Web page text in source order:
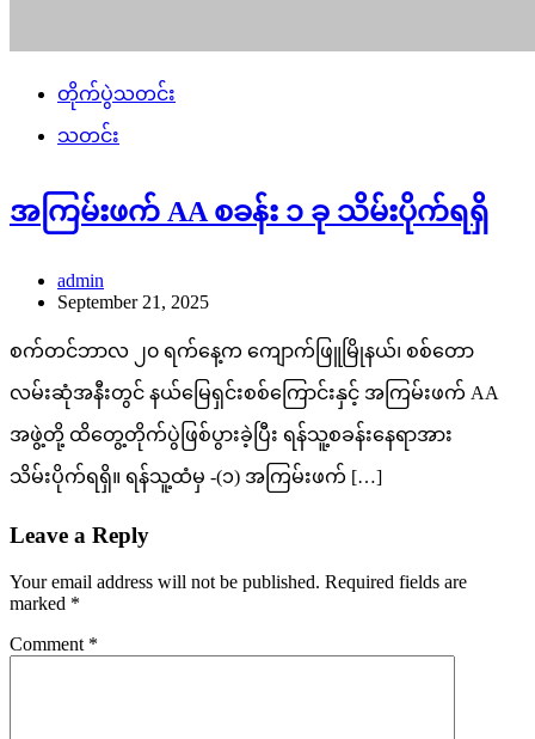
တိုက်ပွဲသတင်း
သတင်း
အကြမ်းဖက် AA စခန်း ၁ ခု သိမ်းပိုက်ရရှိ
admin
September 21, 2025
စက်တင်ဘာလ ၂၀ ရက်နေ့က ကျောက်ဖြူမြိုနယ်၊ စစ်တော
လမ်းဆုံအနီးတွင် နယ်မြေရှင်းစစ်ကြောင်းနှင့် အကြမ်းဖက် AA
အဖွဲ့တို့ ထိတွေ့တိုက်ပွဲဖြစ်ပွားခဲ့ပြီး ရန်သူ့စခန်းနေရာအား
သိမ်းပိုက်ရရှိ။ ရန်သူ့ထံမှ -(၁) အကြမ်းဖက် […]
Leave a Reply
Your email address will not be published. Required fields are
marked *
Comment *